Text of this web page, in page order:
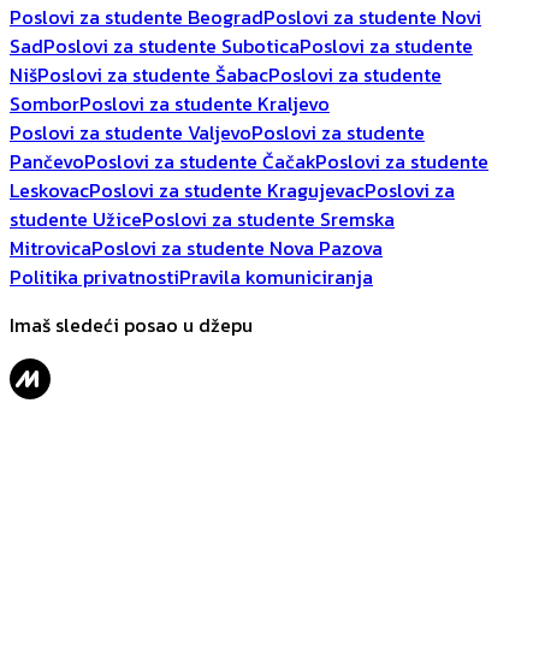
Poslovi za studente BeogradPoslovi za studente Novi
SadPoslovi za studente SuboticaPoslovi za studente
NišPoslovi za studente ŠabacPoslovi za studente
SomborPoslovi za studente Kraljevo
Poslovi za studente ValjevoPoslovi za studente
PančevoPoslovi za studente ČačakPoslovi za studente
LeskovacPoslovi za studente KragujevacPoslovi za
studente UžicePoslovi za studente Sremska
MitrovicaPoslovi za studente Nova Pazova
Politika privatnostiPravila komuniciranja
Imaš sledeći posao u džepu